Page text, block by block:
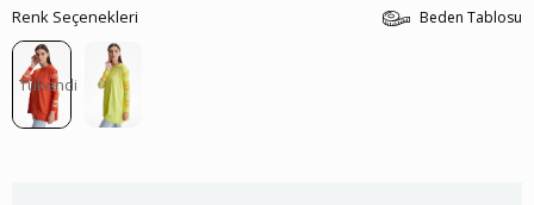
Beden Tablosu
Renk Seçenekleri
Tükendi